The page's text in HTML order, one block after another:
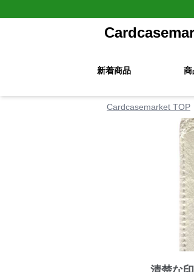
新着商品 商
Cardcasemarket TOP